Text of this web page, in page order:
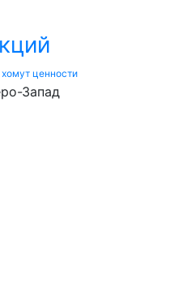
хомут ценности
Запад